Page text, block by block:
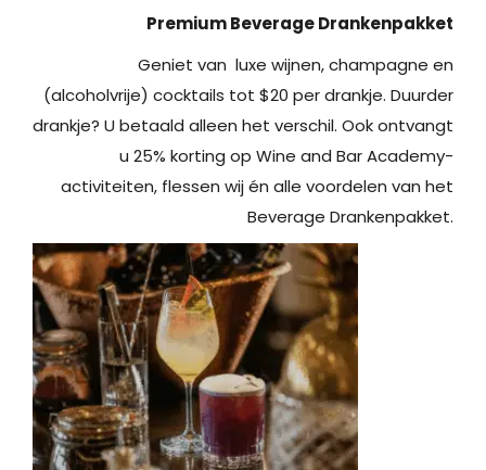
Premium Beverage Drankenpakket
Geniet van luxe wijnen, champagne en
(alcoholvrije) cocktails tot $20 per drankje. Duurder
drankje? U betaald alleen het verschil. Ook ontvangt
u 25% korting op Wine and Bar Academy-
activiteiten, flessen wij én alle voordelen van het
Beverage Drankenpakket.